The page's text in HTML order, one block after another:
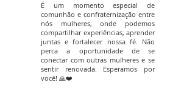
É um momento especial de
comunhão e confraternização entre
nós mulheres, onde podemos
compartilhar experiências, aprender
juntas e fortalecer nossa fé. Não
perca a oportunidade de se
conectar com outras mulheres e se
sentir renovada. Esperamos por
você! 🙏❤️